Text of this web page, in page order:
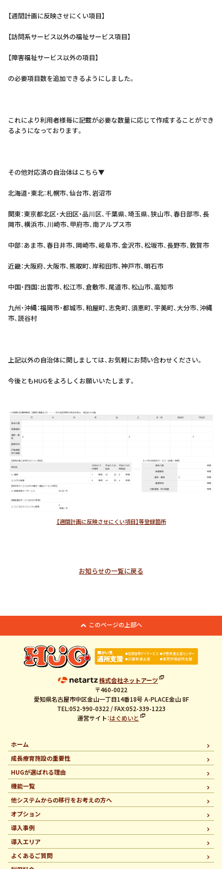
【週間計画に反映させにくい項目】
【訪問系サービス以外の福祉サービス項目】
【障害福祉サービス以外の項目】
の必要項目数を追加できるようにしました。
これにより利用者様毎に記載が必要な数量に応じて作成することができ
るようになっております。
その他対応済の自治体はこちら▼
北海道・東北：札幌市、仙台市、岩沼市
関東：東京都北区・大田区・品川区、千葉県、埼玉県、狭山市、春日部市、長
岡市、横浜市、川崎市、甲府市、南アルプス市
中部：あま市、春日井市、岡崎市、岐阜市、金沢市、松坂市、長野市、敦賀市
近畿：大阪府、大阪市、熊取町、岸和田市、神戸市、明石市
中国・四国：出雲市、松江市、倉敷市、尾道市、松山市、高知市
九州・沖縄：福岡市・都城市、粕屋町、志免町、須恵町、宇美町、大分市、沖縄
市、読谷村
上記以外の自治体に関しましては、お気軽にお問い合わせください。
今後ともHUGをよろしくお願いいたします。
【週間計画に反映させにくい項目】等登録箇所
お知らせの一覧に戻る
このページの上部へ
株式会社ネットアーツ
〒460-0022
愛知県名古屋市中区金山一丁目14番18号 A-PLACE金山 8F
TEL:052-990-0322 / FAX:052-339-1223
運営サイト：はぐめいと
ホーム
成長療育施設の重要性
HUGが選ばれる理由
機能一覧
他システムからの移行をお考えの方へ
オプション
導入事例
導入エリア
よくあるご質問